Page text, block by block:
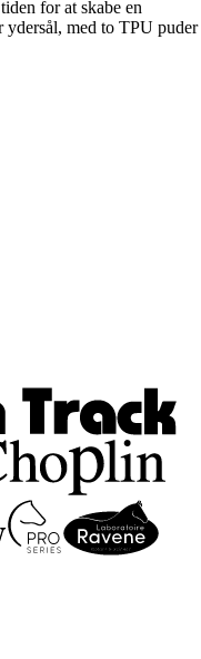
for at skabe en
ydersål, med to TPU puder